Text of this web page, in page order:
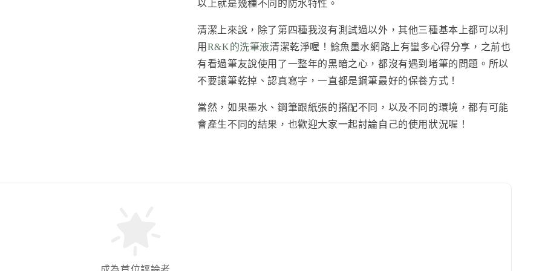
以上就是幾種不同的防水特性。
清潔上來說，除了第四種我沒有測試過以外，其他三種基本上都可以利
用 R&K的洗筆液清潔乾淨喔！鯰魚墨水網路上有蠻多心得分享，之前也
有看過筆友說使用了一整年的黑暗之心，都沒有遇到堵筆的問題。所以
不要讓筆乾掉、認真寫字，一直都是鋼筆最好的保養方式！
當然，如果墨水、鋼筆跟紙張的搭配不同，以及不同的環境，都有可能
會產生不同的結果，也歡迎大家一起討論自己的使用狀況喔！